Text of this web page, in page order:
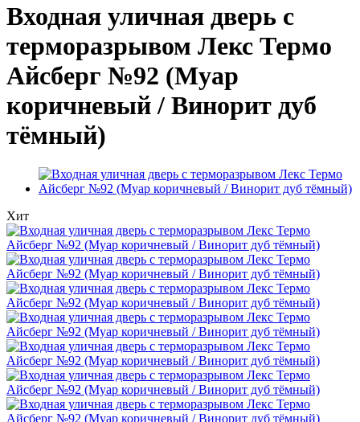
Входная уличная дверь с
терморазрывом Лекс Термо
Айсберг №92 (Муар
коричневый / Винорит дуб
тёмный)
Хит